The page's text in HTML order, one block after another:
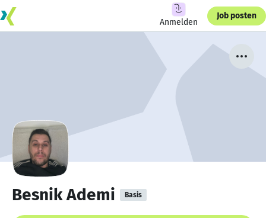
Anmelden
Job posten
Besnik Ademi Basis